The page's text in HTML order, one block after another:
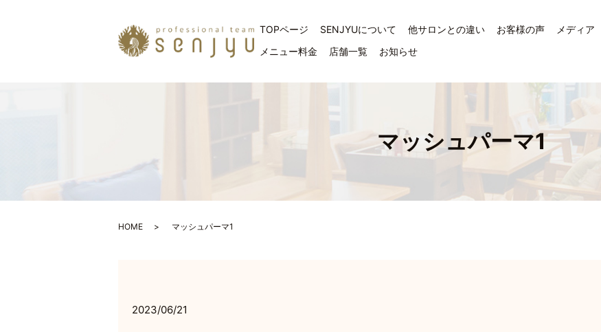
TOPページ SENJYUについて 他サロンとの違い お客様の声
メディア
メニュー料金
店舗一覧 お知らせ
マッシュパーマ1
HOME マッシュパーマ1
2023/06/21